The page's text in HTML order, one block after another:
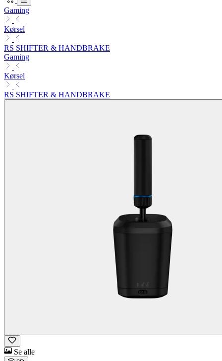
Gaming
Kørsel
RS SHIFTER & HANDBRAKE
Gaming
Kørsel
RS SHIFTER & HANDBRAKE
Se alle